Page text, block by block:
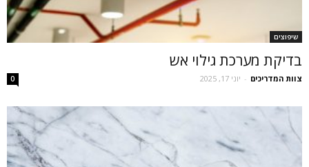
שיפוצים
בדיקת מערכת גילוי אש
צוות המדריכים - יוני 17, 2025 0